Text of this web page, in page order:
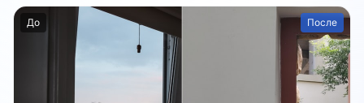
До После